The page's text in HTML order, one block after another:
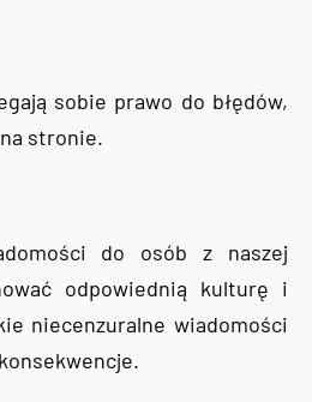
sobie prawo do błędów,
stronie.
do osób z naszej
odpowiednią kulturę i
niecenzuralne wiadomości